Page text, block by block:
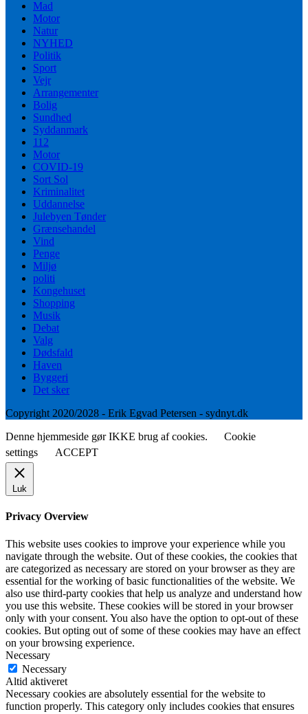
Mad
Motor
Natur
NYHED
Politik
Sport
Vejr
Arrangementer
Bolig
Sundhed
Syddanmark
112
Motor
COVID-19
Sort Sol
Kriminalitet
Uddannelse
Julebyen Tønder
Grænsehandel
Vind
Penge
Miljø
politi
Kongehuset
Shopping
Musik
Debat
Valg
Dødsfald
Haven
Byggeri
Det sker
Copyright 2020/2028 - Erik Egvad Petersen - sydnyt.dk
Denne hjemmeside gør IKKE brug af cookies.
Cookie
settings
ACCEPT
Luk
Privacy Overview
This website uses cookies to improve your experience while you
navigate through the website. Out of these cookies, the cookies that
are categorized as necessary are stored on your browser as they are
essential for the working of basic functionalities of the website. We
also use third-party cookies that help us analyze and understand how
you use this website. These cookies will be stored in your browser
only with your consent. You also have the option to opt-out of these
cookies. But opting out of some of these cookies may have an effect
on your browsing experience.
Necessary
Necessary
Altid aktiveret
Necessary cookies are absolutely essential for the website to
function properly. This category only includes cookies that ensures